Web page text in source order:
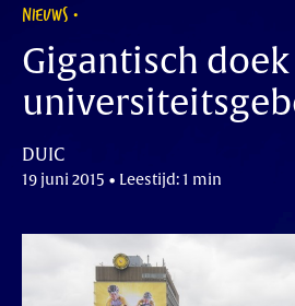
NIEUWS
Gigantisch
DUIC
19 juni 2015 • Leestijd: 1 min